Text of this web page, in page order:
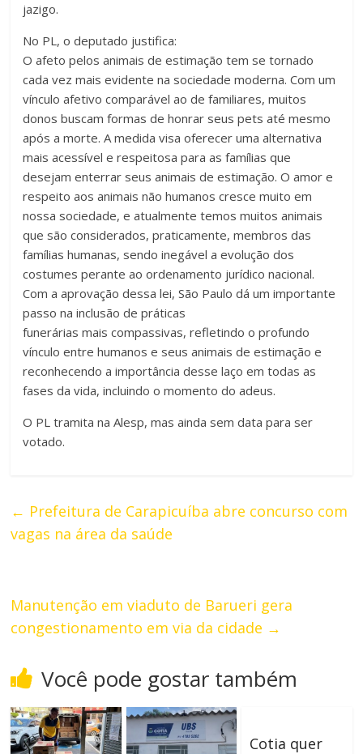
jazigo.
No PL, o deputado justifica:
O afeto pelos animais de estimação tem se tornado
cada vez mais evidente na sociedade moderna. Com um
vínculo afetivo comparável ao de familiares, muitos
donos buscam formas de honrar seus pets até mesmo
após a morte. A medida visa oferecer uma alternativa
mais acessível e respeitosa para as famílias que
desejam enterrar seus animais de estimação. O amor e
respeito aos animais não humanos cresce muito em
nossa sociedade, e atualmente temos muitos animais
que são considerados, praticamente, membros das
famílias humanas, sendo inegável a evolução dos
costumes perante ao ordenamento jurídico nacional.
Com a aprovação dessa lei, São Paulo dá um importante
passo na inclusão de práticas
funerárias mais compassivas, refletindo o profundo
vínculo entre humanos e seus animais de estimação e
reconhecendo a importância desse laço em todas as
fases da vida, incluindo o momento do adeus.
O PL tramita na Alesp, mas ainda sem data para ser
votado.
← Prefeitura de Carapicuíba abre concurso com
vagas na área da saúde
Manutenção em viaduto de Barueri gera
congestionamento em via da cidade →
Você pode gostar também
Cotia quer